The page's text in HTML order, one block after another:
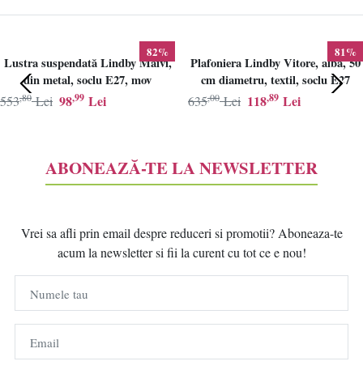
82%
Lustra suspendată Lindby Maivi,
din metal, soclu E27, mov
98,99 Lei
553,80 Lei
81%
Plafoniera Lindby Vitore, alba, 50
cm diametru, textil, soclu E27
118,89 Lei
635,00 Lei
ABONEAZĂ-TE LA NEWSLETTER
Vrei sa afli prin email despre reduceri si promotii? Aboneaza-te
acum la newsletter si fii la curent cu tot ce e nou!
Numele tau
Email